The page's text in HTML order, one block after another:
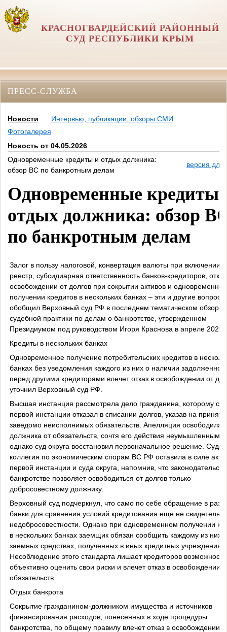
КРАСНОГВАРДЕЙСКИЙ РАЙОННЫЙ
СУД РЕСПУБЛИКИ КРЫМ
ПРЕСС-СЛУЖБА
Новости
Интервью, публикации, обзоры СМИ
Фотогалерея
Новость от 04.05.2026
Одновременные кредиты и отдых должника:
обзор ВС по банкротным делам
версия для
Одновременные кредиты
отдых должника: обзор
по банкротным делам
Залог в пользу налоговой, конвертация валюты при включении в
реестр, субсидиарная ответственность банков-кредиторов,
освобождении от долгов при сокрытии активов и
получении кредитов в нескольких банках – эти и другие вопросы
обобщил Верховный суд РФ в последнем тематическом обзоре
судебной практики по делам о банкротстве, утвержденном
Президиумом под руководством Игоря Краснова в апреле 2026
Кредиты в нескольких банках
Одновременное получение потребительских кредитов в
банках без уведомления каждого из них о наличии
перед другими кредиторами влечет отказ в освобождении от
уточнил Верховный суд РФ.
Высшая инстанция рассмотрела дело гражданина, которому суд
первой инстанции отказал в списании долгов, указав на
заведомо неисполнимых обязательств. Апелляция освободила
должника от обязательств, сочтя его действия неумышленными,
однако суд округа восстановил первоначальное решение.
коллегия по экономическим спорам ВС РФ оставила в силе акты
первой инстанции и суда округа, напомнив, что
банкротстве позволяет освободиться от долгов только
добросовестному должнику.
Верховный суд подчеркнул, что само по себе обращение в
банки для сравнения условий кредитования еще не
недобросовестности. Однако при одновременном получении
в нескольких банках заемщик обязан сообщить каждому из них о
заемных средствах, полученных в иных кредитных учреждениях.
Несоблюдение этого стандарта лишает кредиторов возможности
объективно оценить свои риски и влечет отказ в освобождении
обязательств.
Отдых банкрота
Сокрытие гражданином-должником имущества и источников
финансирования расходов, понесенных в ходе процедуры
банкротства, по общему правилу влечет отказ в освобождении